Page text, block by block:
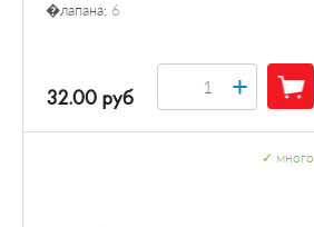
�лапана: 6
32.00 руб +
много